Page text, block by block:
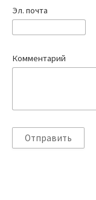
Эл. почта
Комментарий